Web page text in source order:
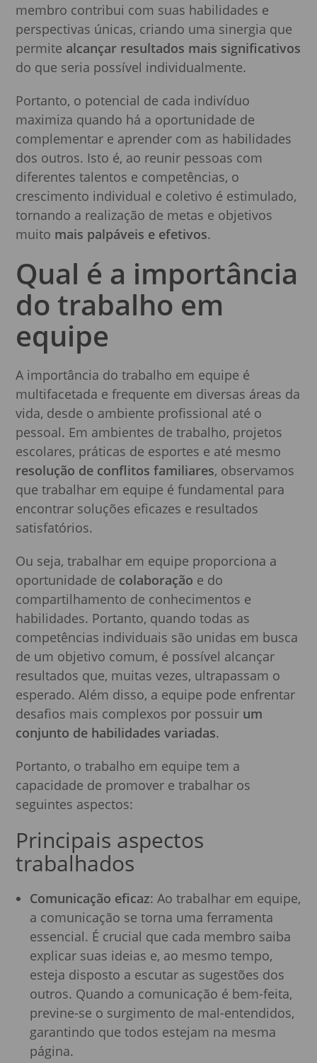
membro contribui com suas habilidades e
perspectivas únicas, criando uma sinergia que
permite alcançar resultados mais significativos
do que seria possível individualmente.
Portanto, o potencial de cada indivíduo
maximiza quando há a oportunidade de
complementar e aprender com as habilidades
dos outros. Isto é, ao reunir pessoas com
diferentes talentos e competências, o
crescimento individual e coletivo é estimulado,
tornando a realização de metas e objetivos
muito mais palpáveis e efetivos.
Qual é a importância
do trabalho em
equipe
A importância do trabalho em equipe é
multifacetada e frequente em diversas áreas da
vida, desde o ambiente profissional até o
pessoal. Em ambientes de trabalho, projetos
escolares, práticas de esportes e até mesmo
resolução de conflitos familiares, observamos
que trabalhar em equipe é fundamental para
encontrar soluções eficazes e resultados
satisfatórios.
Ou seja, trabalhar em equipe proporciona a
oportunidade de colaboração e do
compartilhamento de conhecimentos e
habilidades. Portanto, quando todas as
competências individuais são unidas em busca
de um objetivo comum, é possível alcançar
resultados que, muitas vezes, ultrapassam o
esperado. Além disso, a equipe pode enfrentar
desafios mais complexos por possuir um
conjunto de habilidades variadas.
Portanto, o trabalho em equipe tem a
capacidade de promover e trabalhar os
seguintes aspectos:
Principais aspectos
trabalhados
Comunicação eficaz: Ao trabalhar em equipe,
a comunicação se torna uma ferramenta
essencial. É crucial que cada membro saiba
explicar suas ideias e, ao mesmo tempo,
esteja disposto a escutar as sugestões dos
outros. Quando a comunicação é bem-feita,
previne-se o surgimento de mal-entendidos,
garantindo que todos estejam na mesma
página.